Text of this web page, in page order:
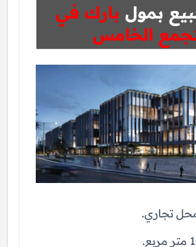
بمول بارك في
الخامس
تجاري.